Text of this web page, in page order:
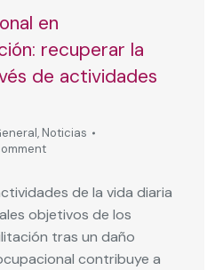
en
recuperar la
de actividades
, Noticias
de la vida diaria
objetivos de los
tras un daño
contribuye a